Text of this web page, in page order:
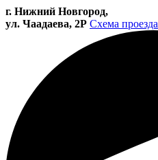
г. Нижний Новгород,
ул. Чаадаева, 2Р Схема проезда